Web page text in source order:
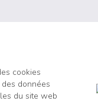
cookies
données
du site web